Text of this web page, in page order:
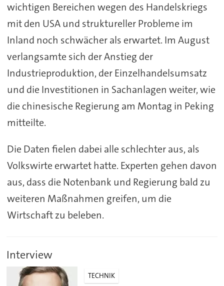
wichtigen Bereichen wegen des Handelskriegs
mit den USA und struktureller Probleme im
Inland noch schwächer als erwartet. Im August
verlangsamte sich der Anstieg der
Industrieproduktion, der Einzelhandelsumsatz
und die Investitionen in Sachanlagen weiter, wie
die chinesische Regierung am Montag in Peking
mitteilte.
Die Daten fielen dabei alle schlechter aus, als
Volkswirte erwartet hatte. Experten gehen davon
aus, dass die Notenbank und Regierung bald zu
weiteren Maßnahmen greifen, um die
Wirtschaft zu beleben.
Interview
TECHNIK